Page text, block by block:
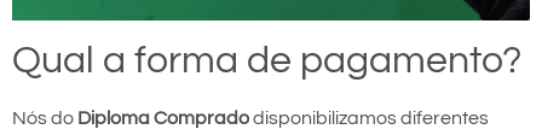
Qual a forma de pagamento?
Nós do Diploma Compradodisponibilizamos diferentes